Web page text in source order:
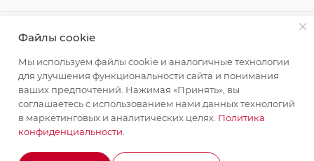
КОНТАКТЫ
+7 (495) 580-58-52 ЗАКАЗАТЬ ЗВОНОК
Файлы cookie
Мы используем файлы cookie и аналогичные технологии
для улучшения функциональности сайта и понимания
ваших предпочтений. Нажимая «Принять», вы
соглашаетесь с использованием нами данных технологий
в маркетинговых и аналитических целях. Политика
конфиденциальности